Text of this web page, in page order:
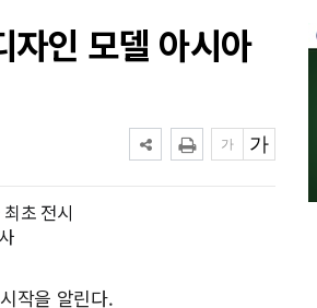
인 모델 아시아
초 전시
작을 알린다.